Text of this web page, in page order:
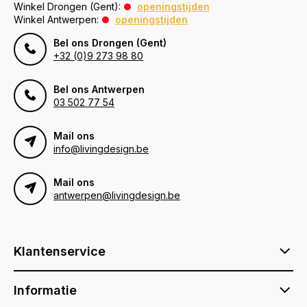
Winkel Drongen (Gent):
openingstijden
Winkel Antwerpen:
openingstijden
Bel ons Drongen (Gent)
+32 (0)9 273 98 80
Bel ons Antwerpen
03 502 77 54
Mail ons
info@livingdesign.be
Mail ons
antwerpen@livingdesign.be
Klantenservice
Informatie